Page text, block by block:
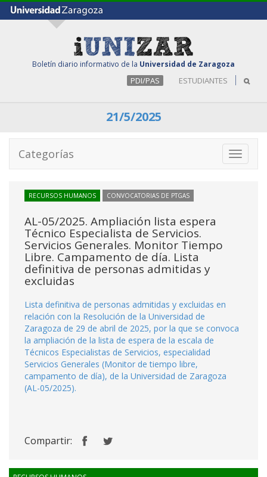
Boletín diario informativo de la Universidad de Zaragoza
PDI/PAS ESTUDIANTES
21/5/2025
Toggle
Categorías
RECURSOS HUMANOS CONVOCATORIAS DE PTGAS
AL-05/2025. Ampliación lista espera
Técnico Especialista de Servicios.
Servicios Generales. Monitor Tiempo
Libre. Campamento de día. Lista
definitiva de personas admitidas y
excluidas
Lista definitiva de personas admitidas y excluidas en
relación con la Resolución de la Universidad de
Zaragoza de 29 de abril de 2025, por la que se convoca
la ampliación de la lista de espera de la escala de
Técnicos Especialistas de Servicios, especialidad
Servicios Generales (Monitor de tiempo libre,
campamento de día), de la Universidad de Zaragoza
(AL-05/2025).
Compartir: